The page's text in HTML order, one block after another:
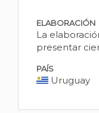
ELABORACIÓN
La
presentar
PAÍS
Uruguay